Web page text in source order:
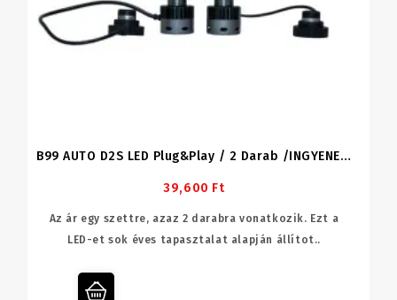
B99 AUTO D2S LED Plug&play / 2 Darab /INGYENES SZÁLLÍTÁS
39,600 Ft
Az ár egy szettre, azaz 2 darabra vonatkozik. Ezt a
LED-et sok éves tapasztalat alapján állítot..